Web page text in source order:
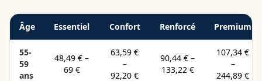
Âge Essentiel Confort Renforcé Premium
55-
59
ans
48,49 € –
69 €
63,59 €
–
92,20 €
90,44 € –
133,22 €
107,34 €
–
244,89 €